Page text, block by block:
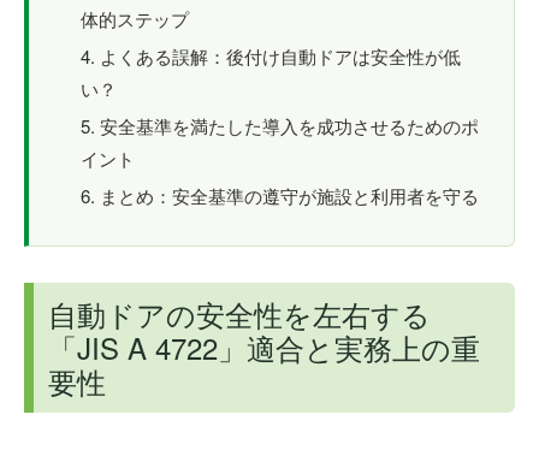
体的ステップ
よくある誤解：後付け自動ドアは安全性が低
い？
安全基準を満たした導入を成功させるためのポ
イント
まとめ：安全基準の遵守が施設と利用者を守る
自動ドアの安全性を左右する
「JIS A 4722」適合と実務上の重
要性